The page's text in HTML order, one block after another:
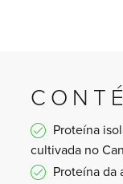
Proteína
cultivada no
Proteína da